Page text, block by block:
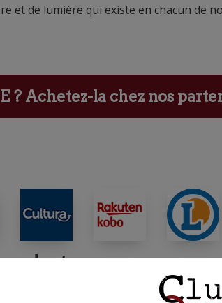
et de lumière qui existe en chacun de
? Achetez-la chez nos